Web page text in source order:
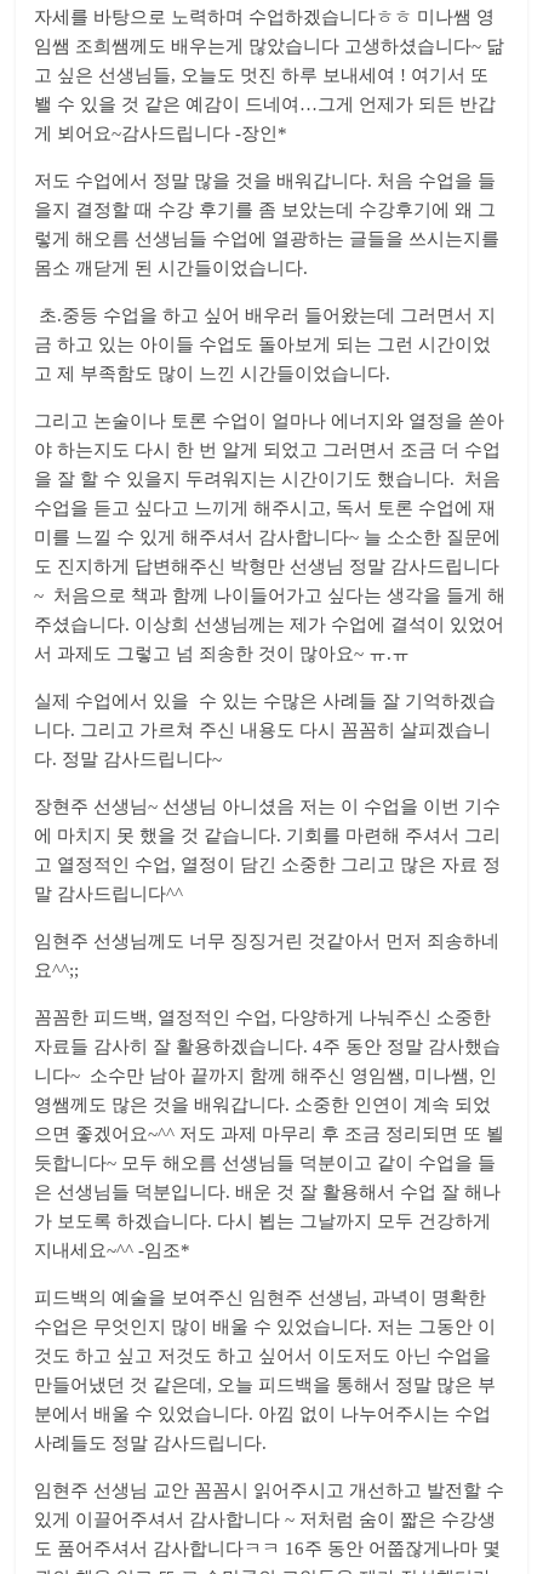
자세를 바탕으로 노력하며 수업하겠습니다ㅎㅎ 미나쌤 영
임쌤 조희쌤께도 배우는게 많았습니다 고생하셨습니다~ 닮
고 싶은 선생님들, 오늘도 멋진 하루 보내세여 ! 여기서 또
봴 수 있을 것 같은 예감이 드네여…그게 언제가 되든 반갑
게 뵈어요~감사드립니다 -장인*
저도 수업에서 정말 많을 것을 배워갑니다. 처음 수업을 들
을지 결정할 때 수강 후기를 좀 보았는데 수강후기에 왜 그
렇게 해오름 선생님들 수업에 열광하는 글들을 쓰시는지를
몸소 깨닫게 된 시간들이었습니다.
초.중등 수업을 하고 싶어 배우러 들어왔는데 그러면서 지
금 하고 있는 아이들 수업도 돌아보게 되는 그런 시간이었
고 제 부족함도 많이 느낀 시간들이었습니다.
그리고 논술이나 토론 수업이 얼마나 에너지와 열정을 쏟아
야 하는지도 다시 한 번 알게 되었고 그러면서 조금 더 수업
을 잘 할 수 있을지 두려워지는 시간이기도 했습니다. 처음
수업을 듣고 싶다고 느끼게 해주시고, 독서 토론 수업에 재
미를 느낄 수 있게 해주셔서 감사합니다~ 늘 소소한 질문에
도 진지하게 답변해주신 박형만 선생님 정말 감사드립니다
~ 처음으로 책과 함께 나이들어가고 싶다는 생각을 들게 해
주셨습니다. 이상희 선생님께는 제가 수업에 결석이 있었어
서 과제도 그렇고 넘 죄송한 것이 많아요~ ㅠ.ㅠ
실제 수업에서 있을 수 있는 수많은 사례들 잘 기억하겠습
니다. 그리고 가르쳐 주신 내용도 다시 꼼꼼히 살피겠습니
다. 정말 감사드립니다~
장현주 선생님~ 선생님 아니셨음 저는 이 수업을 이번 기수
에 마치지 못 했을 것 같습니다. 기회를 마련해 주셔서 그리
고 열정적인 수업, 열정이 담긴 소중한 그리고 많은 자료 정
말 감사드립니다^^
임현주 선생님께도 너무 징징거린 것같아서 먼저 죄송하네
요^^;;
꼼꼼한 피드백, 열정적인 수업, 다양하게 나눠주신 소중한
자료들 감사히 잘 활용하겠습니다. 4주 동안 정말 감사했습
니다~ 소수만 남아 끝까지 함께 해주신 영임쌤, 미나쌤, 인
영쌤께도 많은 것을 배워갑니다. 소중한 인연이 계속 되었
으면 좋겠어요~^^ 저도 과제 마무리 후 조금 정리되면 또 뵐
듯합니다~ 모두 해오름 선생님들 덕분이고 같이 수업을 들
은 선생님들 덕분입니다. 배운 것 잘 활용해서 수업 잘 해나
가 보도록 하겠습니다. 다시 뵙는 그날까지 모두 건강하게
지내세요~^^ -임조*
피드백의 예술을 보여주신 임현주 선생님, 과녁이 명확한
수업은 무엇인지 많이 배울 수 있었습니다. 저는 그동안 이
것도 하고 싶고 저것도 하고 싶어서 이도저도 아닌 수업을
만들어냈던 것 같은데, 오늘 피드백을 통해서 정말 많은 부
분에서 배울 수 있었습니다. 아낌 없이 나누어주시는 수업
사례들도 정말 감사드립니다.
임현주 선생님 교안 꼼꼼시 읽어주시고 개선하고 발전할 수
있게 이끌어주셔서 감사합니다 ~ 저처럼 숨이 짧은 수강생
도 품어주셔서 감사합니다ㅋㅋ 16주 동안 어쭙잖게나마 몇